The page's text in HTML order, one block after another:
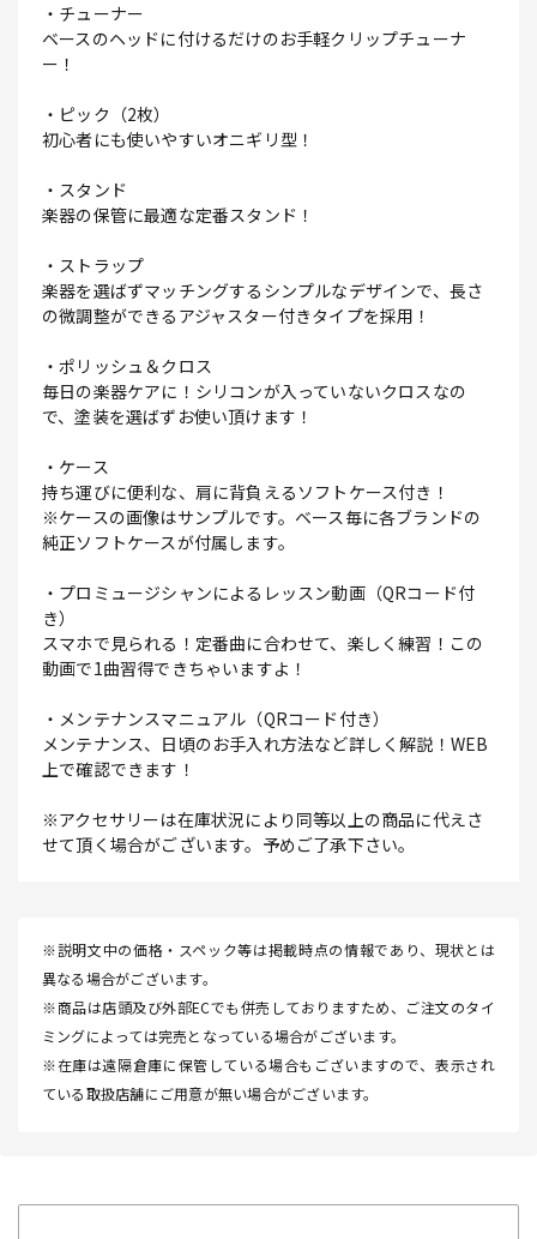
・チューナー
ベースのヘッドに付けるだけのお手軽クリップチューナ
ー！
・ピック（2枚）
初心者にも使いやすいオニギリ型！
・スタンド
楽器の保管に最適な定番スタンド！
・ストラップ
楽器を選ばずマッチングするシンプルなデザインで、長さ
の微調整ができるアジャスター付きタイプを採用！
・ポリッシュ＆クロス
毎日の楽器ケアに！シリコンが入っていないクロスなの
で、塗装を選ばずお使い頂けます！
・ケース
持ち運びに便利な、肩に背負えるソフトケース付き！
※ケースの画像はサンプルです。ベース毎に各ブランドの
純正ソフトケースが付属します。
・プロミュージシャンによるレッスン動画（QRコード付
き）
スマホで見られる！定番曲に合わせて、楽しく練習！この
動画で1曲習得できちゃいますよ！
・メンテナンスマニュアル（QRコード付き）
メンテナンス、日頃のお手入れ方法など詳しく解説！WEB
上で確認できます！
※アクセサリーは在庫状況により同等以上の商品に代えさ
せて頂く場合がございます。予めご了承下さい。
※説明文中の価格・スペック等は掲載時点の情報であり、現状とは
異なる場合がございます。
※商品は店頭及び外部ECでも併売しておりますため、ご注文のタイ
ミングによっては完売となっている場合がございます。
※在庫は遠隔倉庫に保管している場合もございますので、表示され
ている取扱店舗にご用意が無い場合がございます。